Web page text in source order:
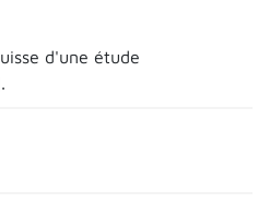
d'une étude